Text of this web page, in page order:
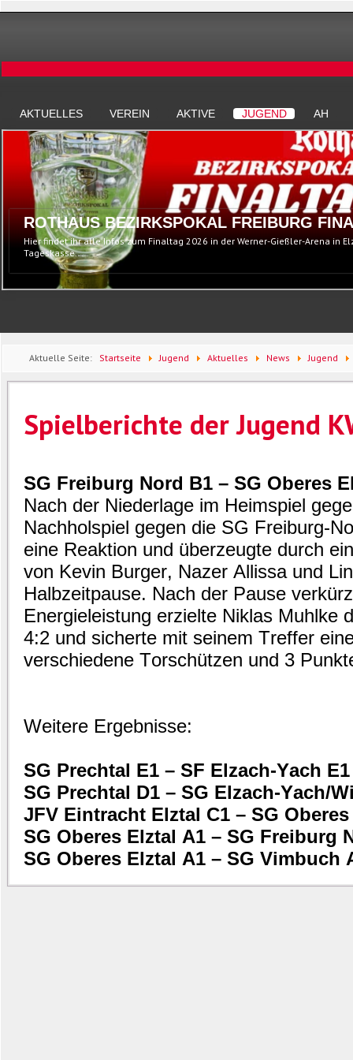
AKTUELLES VEREIN AKTIVE JUGEND AH
ROTHAUS BEZIRKSPOKAL FREIBURG
Hier findet ihr alle Infos zum Finaltag 2026 in der Werner-Gießler-Arena in
Tageskasse...
Aktuelle Seite: Startseite Jugend Aktuelles News Jugend
Spielberichte der Jugend
SG Freiburg Nord B1 – SG Oberes
Nach der Niederlage im Heimspiel
Nachholspiel gegen die SG Freiburg-
eine Reaktion und überzeugte durch
von Kevin Burger, Nazer Allissa und
Halbzeitpause. Nach der Pause
Energieleistung erzielte Niklas Muhlke
4:2 und sicherte mit seinem Treffer
verschiedene Torschützen und 3
Weitere Ergebnisse:
SG Prechtal E1 – SF Elzach-Yach
SG Prechtal D1 – SG Elzach-Yach/
JFV Eintracht Elztal C1 – SG
SG Oberes Elztal A1 – SG Freiburg
SG Oberes Elztal A1 – SG Vimbuch